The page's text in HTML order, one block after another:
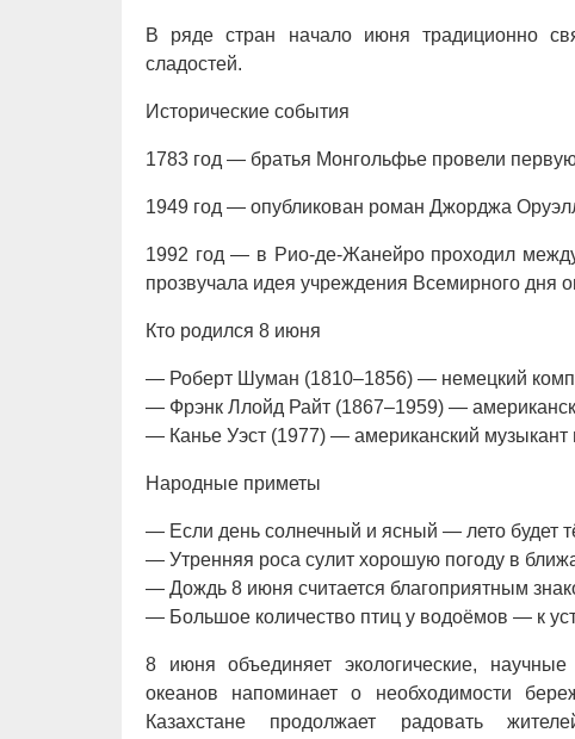
В ряде стран начало июня традиционно
сладостей.
Исторические события
1783 год — братья Монгольфье провели
1949 год — опубликован роман Джорджа
1992 год — в Рио-де-Жанейро проходил
прозвучала идея учреждения Всемирного дня
Кто родился 8 июня
— Роберт Шуман (1810–1856) — немецкий
— Фрэнк Ллойд Райт (1867–1959) —
— Канье Уэст (1977) — американский музыкант
Народные приметы
— Если день солнечный и ясный — лето будет
— Утренняя роса сулит хорошую погоду в
— Дождь 8 июня считается благоприятным
— Большое количество птиц у водоёмов — к
8 июня объединяет экологические,
океанов напоминает о необходимости
Казахстане продолжает радовать